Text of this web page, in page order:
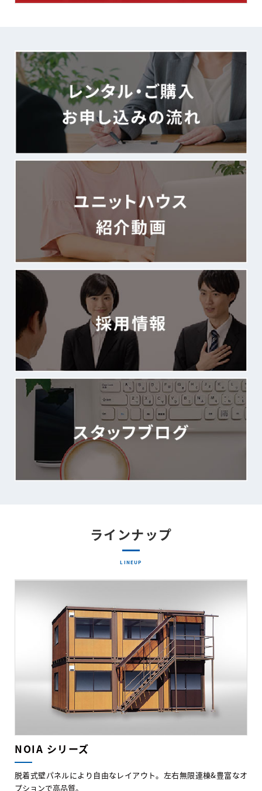
ラインナップ
LINEUP
NOIA シリーズ
脱着式壁パネルにより自由なレイアウト。左右無限連棟&豊富なオ
プションで高品質。